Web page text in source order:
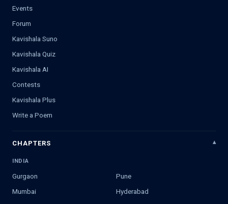
Events
Forum
Kavishala Suno
Kavishala Quiz
Kavishala AI
Contests
Kavishala Plus
Write a Poem
CHAPTERS
INDIA
Gurgaon
Pune
Mumbai
Hyderabad